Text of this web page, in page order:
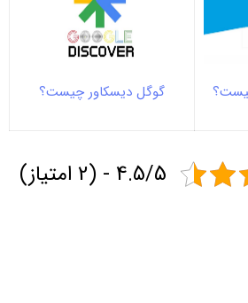
گوگل دیسکاور چیست؟
4.5/5 - (2 امتیاز)